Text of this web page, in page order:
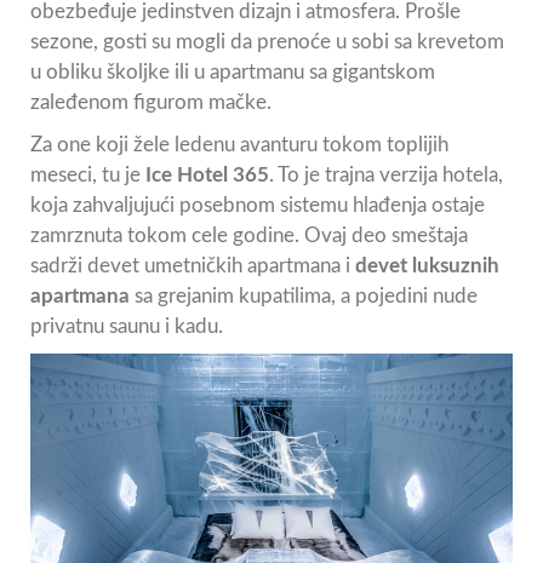
obezbeđuje jedinstven dizajn i atmosfera. Prošle
sezone, gosti su mogli da prenoće u sobi sa krevetom
u obliku školjke ili u apartmanu sa gigantskom
zaleđenom figurom mačke.
Za one koji žele ledenu avanturu tokom toplijih
meseci, tu je Ice Hotel 365. To je trajna verzija hotela,
koja zahvaljujući posebnom sistemu hlađenja ostaje
zamrznuta tokom cele godine. Ovaj deo smeštaja
sadrži devet umetničkih apartmana i devet luksuznih
apartmana sa grejanim kupatilima, a pojedini nude
privatnu saunu i kadu.